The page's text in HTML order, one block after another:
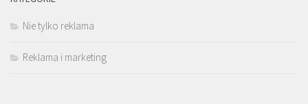
Nie tylko reklama
Reklama i marketing